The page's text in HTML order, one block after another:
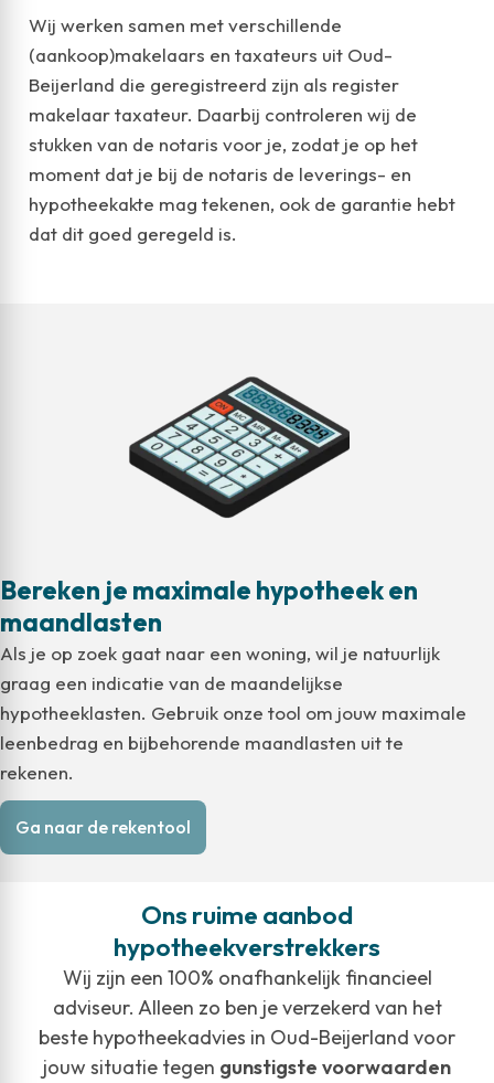
Wij werken samen met verschillende
(aankoop)makelaars en taxateurs uit Oud-
Beijerland die geregistreerd zijn als register
makelaar taxateur. Daarbij controleren wij de
stukken van de notaris voor je, zodat je op het
moment dat je bij de notaris de leverings- en
hypotheekakte mag tekenen, ook de garantie hebt
dat dit goed geregeld is.
Bereken je maximale hypotheek en
maandlasten
Als je op zoek gaat naar een woning, wil je natuurlijk
graag een indicatie van de maandelijkse
hypotheeklasten. Gebruik onze tool om jouw maximale
leenbedrag en bijbehorende maandlasten uit te
rekenen.
Ga naar de rekentool
Ons ruime aanbod
hypotheekverstrekkers
Wij zijn een 100% onafhankelijk financieel
adviseur. Alleen zo ben je verzekerd van het
beste hypotheekadvies in Oud-Beijerland voor
jouw situatie tegen gunstigste voorwaarden